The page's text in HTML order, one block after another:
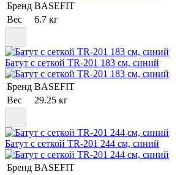
Бренд BASEFIT
Вес
6.7 кг
Батут c сеткой TR-201 183 см, синий
Бренд BASEFIT
Вес
29.25 кг
Батут c сеткой TR-201 244 см, синий
Бренд BASEFIT